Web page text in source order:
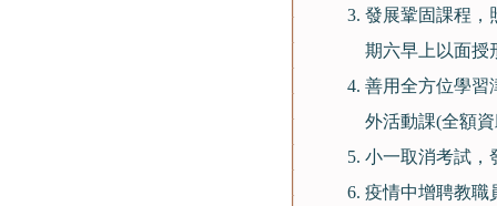
發展鞏固課程，
期六早上以面授
善用全方位學習
外活動課(全額
小一取消考試，
疫情中增聘教職